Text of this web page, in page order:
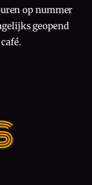
op nummer
geopend